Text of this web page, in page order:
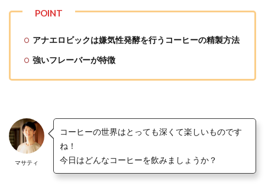
アナエロビックは嫌気性発酵を行うコーヒーの精製方法
強いフレーバーが特徴
マサティ
コーヒーの世界はとっても深くて楽しいものです
ね！
今日はどんなコーヒーを飲みましょうか？